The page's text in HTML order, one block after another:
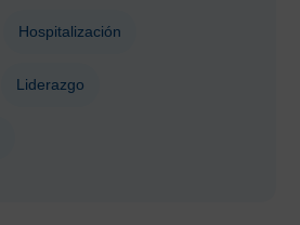
Hospitalización
Liderazgo